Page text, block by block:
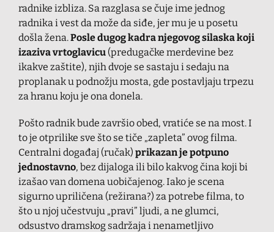
radnike izbliza. Sa razglasa se čuje ime jednog
radnika i vest da može da siđe, jer mu je u posetu
došla žena.Posle dugog kadra njegovog silaska koji
izaziva vrtoglavicu (predugačke merdevine bez
ikakve zaštite), njih dvoje se sastaju i sedaju na
proplanak u podnožju mosta, gde postavljaju trpezu
za hranu koju je ona donela.
Pošto radnik bude završio obed, vratiće se na most. I
to je otprilike sve što se tiče „zapleta” ovog filma.
Centralni događaj (ručak) prikazan je potpuno
jednostavno, bez dijaloga ili bilo kakvog čina koji bi
izašao van domena uobičajenog. Iako je scena
sigurno upriličena (režirana?) za potrebe filma, to
što u njoj učestvuju „pravi” ljudi, a ne glumci,
odsustvo dramskog sadržaja i nenametljivo